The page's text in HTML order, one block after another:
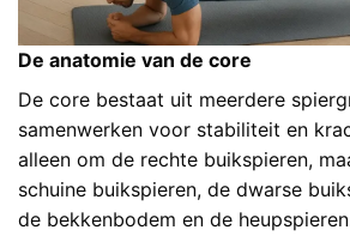
De anatomie van de core
De core bestaat uit meerdere
samenwerken voor stabiliteit en
alleen om de rechte buikspieren,
schuine buikspieren, de dwarse
de bekkenbodem en de